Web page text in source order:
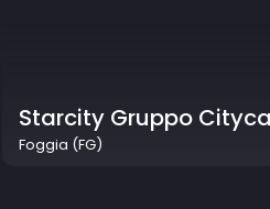
Starcity Gruppo
Foggia (FG)